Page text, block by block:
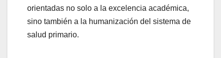
orientadas no solo a la excelencia académica,
sino también a la humanización del sistema de
salud primario.